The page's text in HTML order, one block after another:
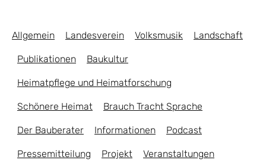
Allgemein Landesverein Volksmusik Landschaft
Publikationen Baukultur
Heimatpflege und Heimatforschung
Schönere Heimat Brauch Tracht Sprache
Der Bauberater Informationen Podcast
Pressemitteilung Projekt Veranstaltungen